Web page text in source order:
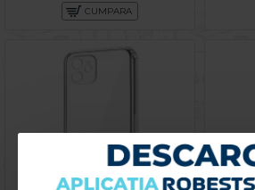
CUMPARA